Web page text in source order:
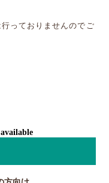
っておりませんのでご